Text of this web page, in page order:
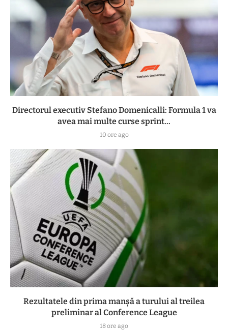
Directorul executiv Stefano Domenicalli: Formula 1 va
avea mai multe curse sprint...
10 ore ago
Rezultatele din prima manşă a turului al treilea
preliminar al Conference League
18 ore ago